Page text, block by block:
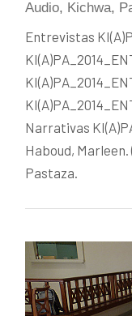
Audio, Kichwa,
Entrevistas
Narrativas
Haboud, Marleen.
Pastaza.